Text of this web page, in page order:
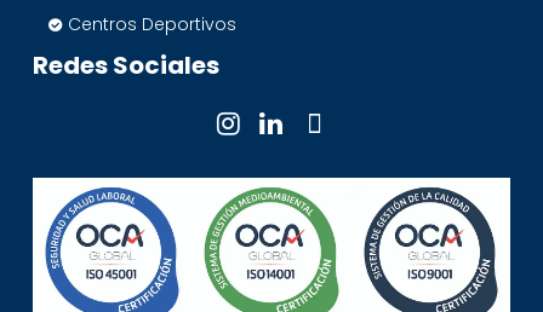
Centros Deportivos
Redes Sociales